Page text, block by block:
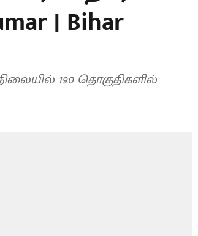
| Bihar
190 தொகுதிகளில்